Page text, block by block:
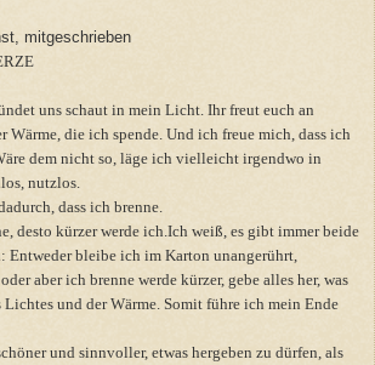
mitgeschrieben
uns schaut in mein Licht. Ihr freut euch an
Wärme, die ich spende. Und ich freue mich, dass ich
dem nicht so, läge ich vielleicht irgendwo in
nutzlos.
dass ich brenne.
desto kürzer werde ich.Ich weiß, es gibt immer beide
bleibe ich im Karton unangerührt,
aber ich brenne werde kürzer, gebe alles her, was
Lichtes und der Wärme. Somit führe ich mein Ende
und sinnvoller, etwas hergeben zu dürfen, als